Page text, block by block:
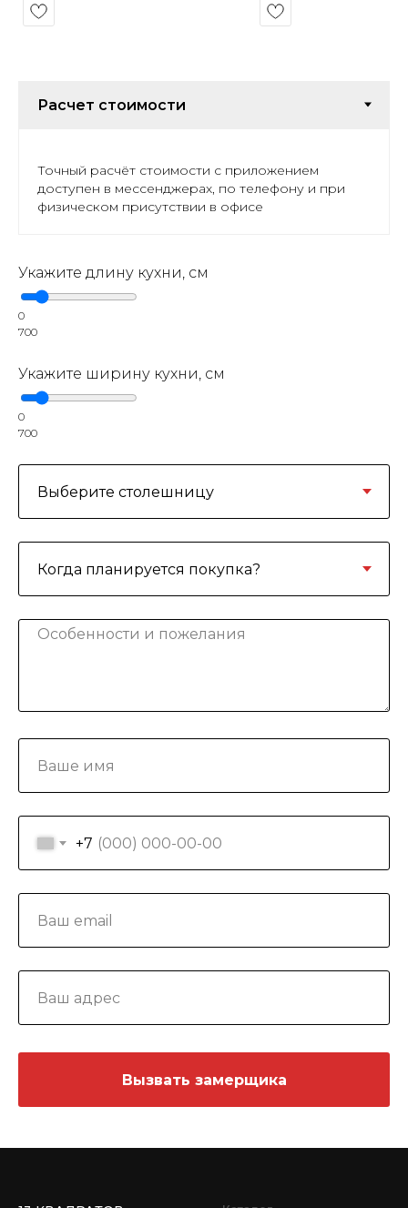
Точный расчёт стоимости с приложением
доступен в мессенджерах, по телефону и при
физическом присутствии в офисе
Укажите длину кухни, см
0
700
Укажите ширину кухни, см
0
700
+7
Вызвать замерщика